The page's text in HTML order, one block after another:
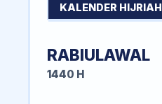
KALENDER HIJRIAH
RABIULAWAL
1440 H